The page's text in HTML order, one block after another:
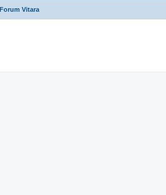
Forum Vitara